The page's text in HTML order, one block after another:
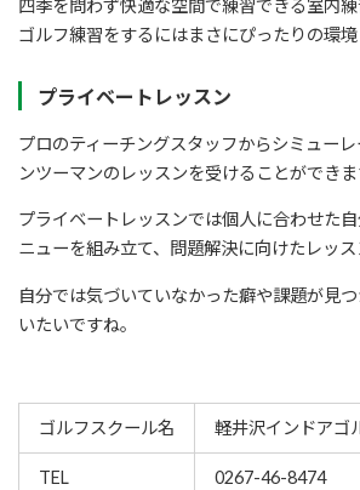
四季を問わず快適な空間で練習できる室内
ゴルフ練習をするにはまさにぴったりの環境
プライベートレッスン
プロのティーチングスタッフからシミュー
ンツーマンのレッスンを受けることができま
プライベートレッスンでは個人に合わせた
ニューを組み立て、問題解決に向けたレッス
自分では気づいていなかった癖や課題が見
いたいですね。
ゴルフスクール名 軽井沢インドアゴ
TEL 0267-46-8474